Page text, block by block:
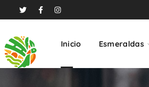
Inicio Esmeraldas